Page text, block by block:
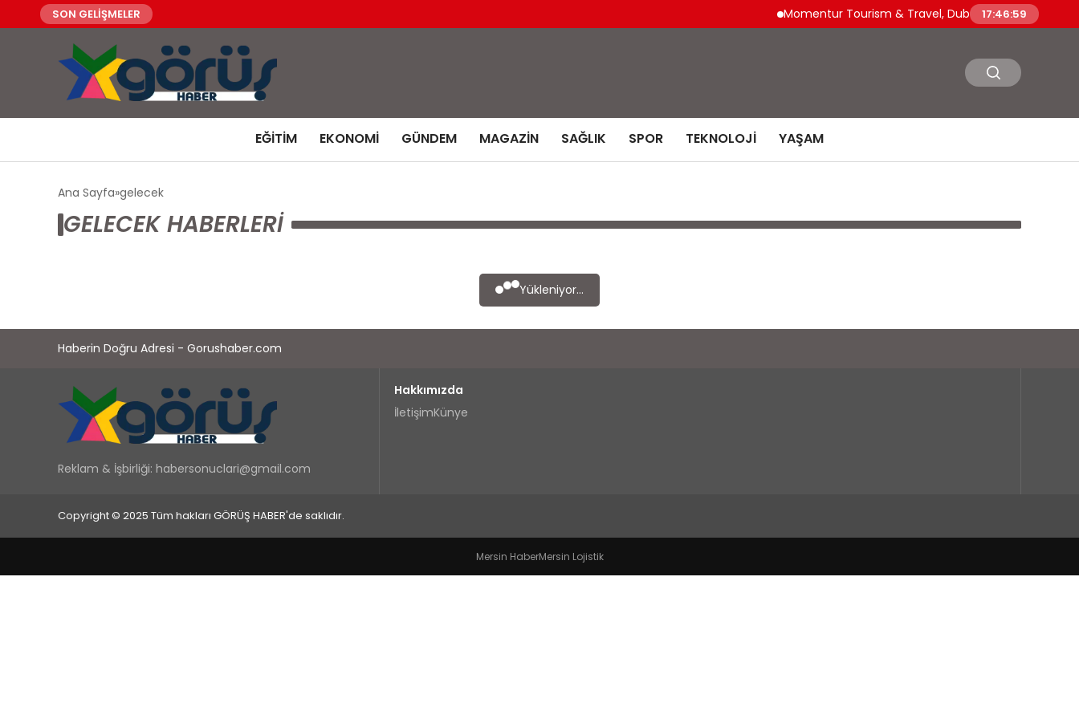
SON GELİŞMELER Momentur Tourism & Travel, Dubai Turizminde Güçlü
17:46:59
EĞITIM EKONOMI GÜNDEM MAGAZIN SAĞLIK SPOR TEKNOLOJI YAŞAM
Ana Sayfa gelecek
GELECEK HABERLERI
Yükleniyor...
Haberin Doğru Adresi - Gorushaber.com
Reklam & İşbirliği: habersonuclari@gmail.com
Hakkımızda
İletişimKünye
Copyright © 2025 Tüm hakları GÖRÜŞ HABER'de saklıdır.
Mersin HaberMersin Lojistik